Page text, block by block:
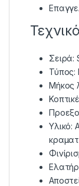
Σειρά:
Τύπος:
Μήκος
Υλικό: